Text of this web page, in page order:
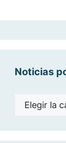
Noticias
Noticias